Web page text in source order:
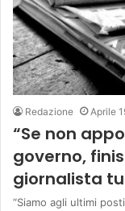
Redazione Aprile
“Se non
governo,
giornalista
“Siamo agli ultimi